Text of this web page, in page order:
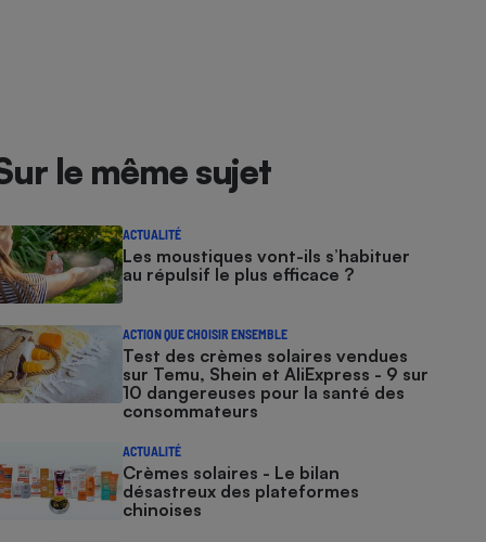
le même sujet
ACTUALITÉ
Les moustiques vont-ils s’habituer
au répulsif le plus efficace ?
ACTION QUE CHOISIR ENSEMBLE
Test des crèmes solaires vendues
sur Temu, Shein et AliExpress - 9 sur
10 dangereuses pour la santé des
consommateurs
ACTUALITÉ
Crèmes solaires - Le bilan
désastreux des plateformes
chinoises